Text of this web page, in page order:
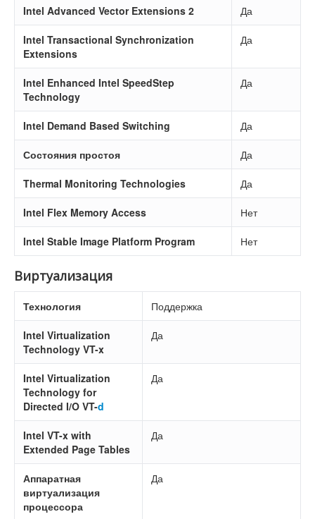
Intel Advanced Vector Extensions 2 Да
Intel Transactional Synchronization
Extensions
Да
Intel Enhanced Intel SpeedStep
Technology
Да
Intel Demand Based Switching Да
Состояния простоя Да
Thermal Monitoring Technologies Да
Intel Flex Memory Access Нет
Intel Stable Image Platform Program Нет
Виртуализация
Технология Поддержка
Intel Virtualization
Technology VT-x
Да
Intel Virtualization
Technology for
Directed I/O VT-d
Да
Intel VT-x with
Extended Page Tables
Да
Аппаратная
виртуализация
процессора
Да